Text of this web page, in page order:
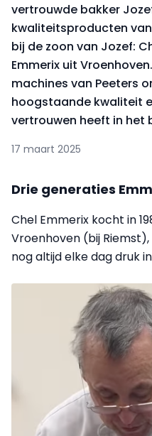
vertrouwde bakker
kwaliteitsproducten
bij de zoon van Jozef:
Emmerix uit
machines van Peeters
hoogstaande kwaliteit
vertrouwen heeft in het
17 maart 2025
Drie generaties
Chel Emmerix kocht in
Vroenhoven (bij
nog altijd elke dag druk